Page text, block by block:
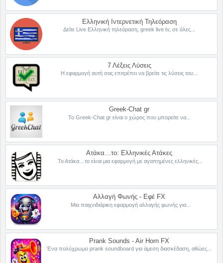
Ελληνική Ιντερνετική Τηλεόραση
Δείτε Live Ελληνική τηλεόραση, greek live tv, σε όλες...
7 Λέξεις Λύσεις
Η εφαρμογή αυτή σας επιτρέπει να βρείτε τις λύσεις του...
Greek-Chat gr
Το Greek-Chat gr είναι ο χώρος που μπορείτε να...
Ατάκα…το: Ελληνικές Ατάκες
Το Ατάκα…το είναι μια εφαρμογή με αγαπημένες ελληνικές...
Αλλαγή Φωνής - Εφέ FX
Μια παιχνιδιάρικη εφαρμογή αλλαγής φωνής για...
Prank Sounds - Air Horn FX
Ένα πολύχρωμο prank soundboard για άμεση διασκέδαση, αθώες...